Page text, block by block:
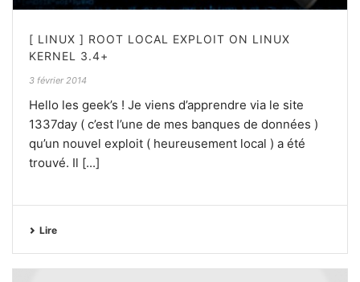
[ LINUX ] ROOT LOCAL EXPLOIT ON LINUX
KERNEL 3.4+
3 février 2014
Hello les geek’s ! Je viens d’apprendre via le site
1337day ( c’est l’une de mes banques de données )
qu’un nouvel exploit ( heureusement local ) a été
trouvé. Il [...]
Lire